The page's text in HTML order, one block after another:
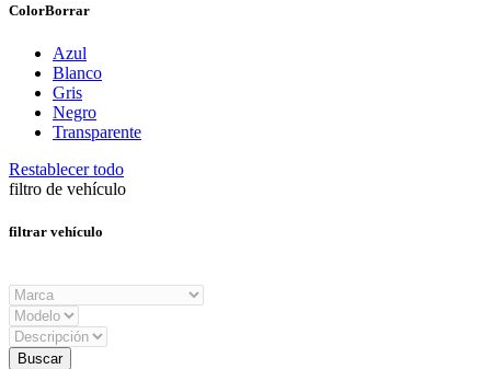
ColorBorrar
Azul
Blanco
Gris
Negro
Transparente
Restablecer todo
filtro de vehículo
filtrar vehículo